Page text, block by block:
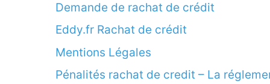
Demande de rachat de crédit
Eddy.fr Rachat de crédit
Mentions Légales
Pénalités rachat de credit – La